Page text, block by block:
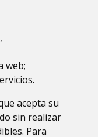
,
web;
acepta su
sin realizar
Para